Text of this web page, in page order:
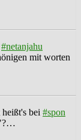
#netanjahu
mit worten
bei #spon